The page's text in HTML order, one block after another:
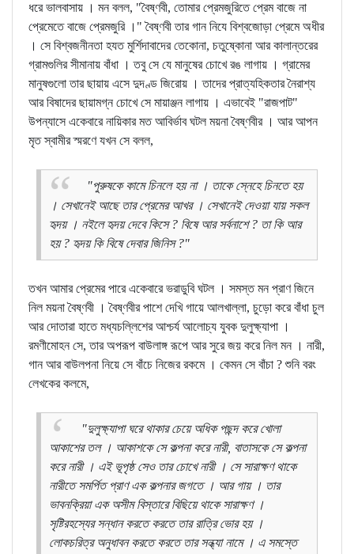
ধরে ভালবাসায় । মন বলল, "বৈষ্ণবী, তোমার প্রেমজুরিতে প্রেম বাজে না
প্রেমেতে বাজে প্রেমজুরি ।" বৈষ্ণবী তার গান নিযে বিশ্বজোড়া প্রেমে অধীর
। সে বিশ্বজনীনতা হযত মুর্শিদাবাদের তেকোনা, চতুষ্কোনা আর কালান্তরের
গ্রামগুলির সীমানায় বাঁধা । তবু সে যে মানুষের চোখে রঙ লাগায় । গ্রামের
মানুষগুলো তার ছায়ায় এসে দুদণ্ড জিরোয় । তাদের প্রাত্যহিকতার নৈরাশ্য
আর বিষাদের ছায়ামগ্ন চোখে সে মায়াঞ্জন লাগায় । এভাবেই "রাজপাট"
উপন্যাসে একেবারে নায়িকার মত আবির্ভাব ঘটল ময়না বৈষ্ণবীর । আর আপন
মৃত স্বামীর স্মরণে যখন সে বলল,
"পুরুষকে কামে চিনলে হয় না । তাকে স্নেহে চিনতে হয়
। সেখানেই আছে তার প্রেমের আখর । সেখানেই দেওয়া যায় সকল
হৃদয় । নইলে হৃদয় দেবে কিসে ? বিষে আর সর্বনাশে ? তা কি আর
হয় ? হৃদয় কি বিষে দেবার জিনিস ?"
তখন আমার প্রেমের পারে একেবারে ভরাডুবি ঘটল । সমস্ত মন প্রাণ জিনে
নিল ময়না বৈষ্ণবী । বৈষ্ণবীর পাশে দেখি গায়ে আলখাল্লা, চুড়ো করে বাঁধা চুল
আর দোতারা হাতে মধ্যচল্লিশের আশ্চর্য আলোচ্য যুবক দুলুক্ষ্যাপা ।
রমণীমোহন সে, তার অপরূপ বাউলাঙ্গ রূপে আর সুরে জয় করে নিল মন । নারী,
গান আর বাউলপনা নিয়ে সে বাঁচে নিজের রকমে । কেমন সে বাঁচা ? শুনি বরং
লেখকের কলমে,
"দুলুক্ষ্যাপা ঘরে থাকার চেয়ে অধিক পছন্দ করে খোলা
আকাশের তল । আকাশকে সে কল্পনা করে নারী, বাতাসকে সে কল্পনা
করে নারী । এই ভূপৃষ্ঠ সেও তার চোখে নারী । সে সারাক্ষণ থাকে
নারীতে সমর্পিত প্রাণ এক কল্পনার জগতে । আর গায় । তার
ভাবনক্রিয়া এক অসীম বিস্তারে বিছিয়ে থাকে সারাক্ষণ ।
সৃষ্টিরহস্যের সন্ধান করতে করতে তার রাত্রি ভোর হয় ।
লোকচরিত্র অনুধাবন করতে করতে তার সন্ধ্যা নামে । এ সমস্তে